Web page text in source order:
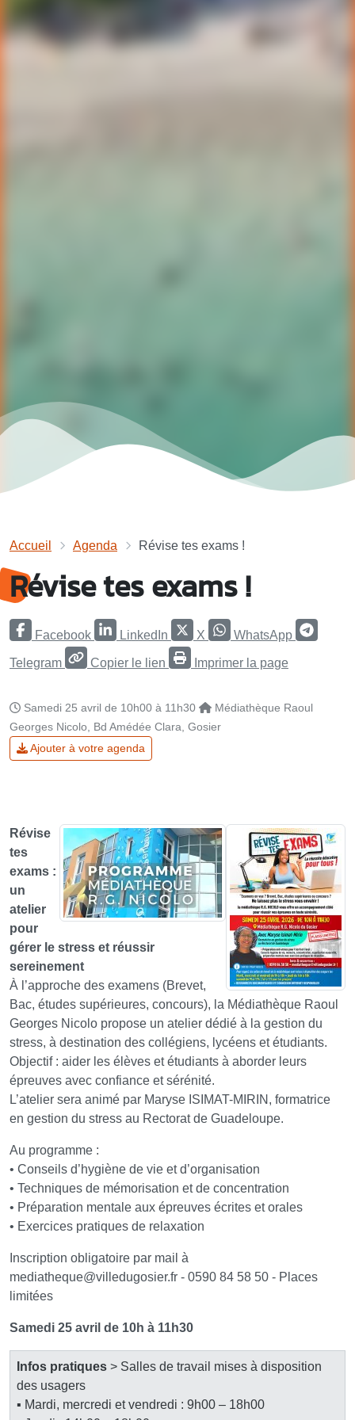
Accueil Agenda Révise tes exams !
Révise tes exams !
Facebook LinkedIn X WhatsApp
Telegram Copier le lien Imprimer la page
Samedi 25 avril de 10h00 à 11h30
Médiathèque Raoul
Georges Nicolo, Bd Amédée Clara, Gosier
Ajouter à votre agenda
Révise
tes
exams :
un
atelier
pour
gérer le stress et réussir
sereinement
À l’approche des examens (Brevet,
Bac, études supérieures, concours), la Médiathèque Raoul
Georges Nicolo propose un atelier dédié à la gestion du
stress, à destination des collégiens, lycéens et étudiants.
Objectif : aider les élèves et étudiants à aborder leurs
épreuves avec confiance et sérénité.
L’atelier sera animé par Maryse ISIMAT-MIRIN, formatrice
en gestion du stress au Rectorat de Guadeloupe.
Au programme :
• Conseils d’hygiène de vie et d’organisation
• Techniques de mémorisation et de concentration
• Préparation mentale aux épreuves écrites et orales
• Exercices pratiques de relaxation
Inscription obligatoire par mail à
mediatheque@villedugosier.fr - 0590 84 58 50 - Places
limitées
Samedi 25 avril de 10h à 11h30
Infos pratiques > Salles de travail mises à disposition
des usagers
▪ Mardi, mercredi et vendredi : 9h00 – 18h00